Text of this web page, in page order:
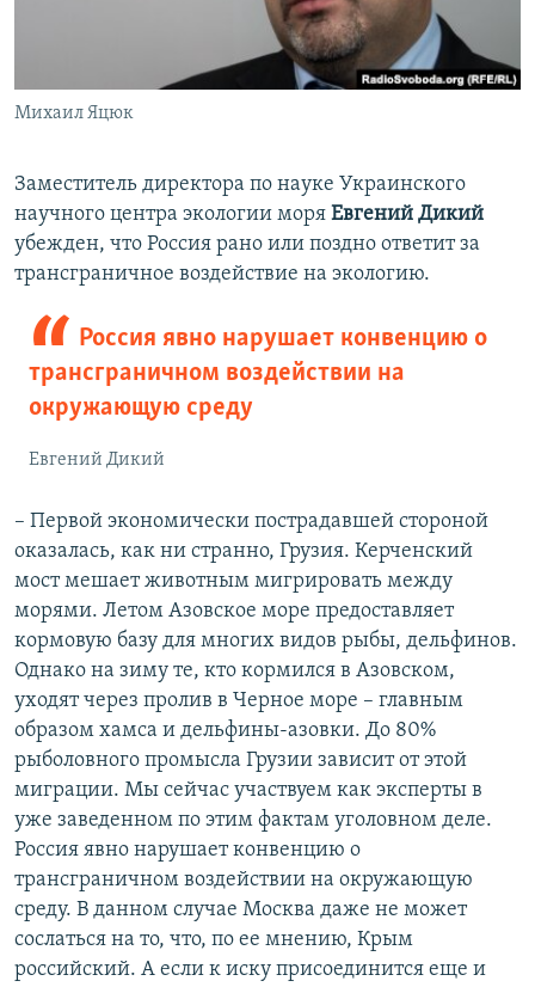
Михаил Яцюк
​Заместитель директора по науке Украинского
научного центра экологии моря Евгений Дикий
убежден, что Россия рано или поздно ответит за
трансграничное воздействие на экологию.
Россия явно нарушает конвенцию о
трансграничном воздействии на
окружающую среду
Евгений Дикий
– Первой экономически пострадавшей стороной
оказалась, как ни странно, Грузия. Керченский
мост мешает животным мигрировать между
морями. Летом Азовское море предоставляет
кормовую базу для многих видов рыбы, дельфинов.
Однако на зиму те, кто кормился в Азовском,
уходят через пролив в Черное море – главным
образом хамса и дельфины-азовки. До 80%
рыболовного промысла Грузии зависит от этой
миграции. Мы сейчас участвуем как эксперты в
уже заведенном по этим фактам уголовном деле.
Россия явно нарушает конвенцию о
трансграничном воздействии на окружающую
среду. В данном случае Москва даже не может
сослаться на то, что, по ее мнению, Крым
российский. А если к иску присоединится еще и